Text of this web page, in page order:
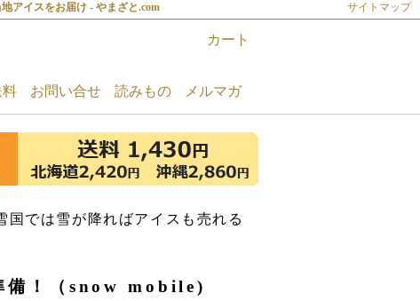
アイスをお届け - やまざと.com サイトマップ
カート
料 お問い合せ 読みもの メルマガ
国では雪が降ればアイスも売れる
備！（snow mobile)